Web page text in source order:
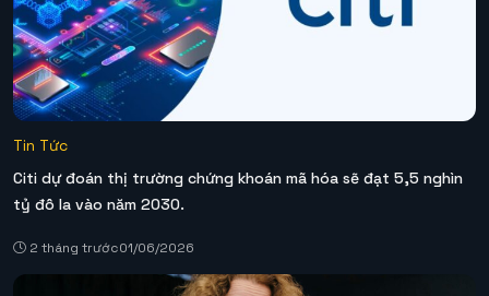
Tin Tức
Citi dự đoán thị trường chứng khoán mã hóa sẽ đạt 5,5 nghìn
tỷ đô la vào năm 2030.
2 tháng trước01/06/2026